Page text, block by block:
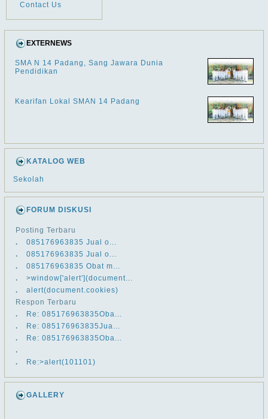
Contact Us
EXTERNEWS
SMA N 14 Padang, Sang Jawara Dunia
Pendidikan
Kearifan Lokal SMAN 14 Padang
KATALOG WEB
Sekolah
FORUM DISKUSI
Posting Terbaru
.
​​085176963835 Jual o...
.
​​085176963835 Jual o...
.
​​085176963835 Obat m...
.
>window['alert'](document...
.
alert(document.cookies)
Respon Terbaru
.
Re: ​​085176963835Oba...
.
Re: ​​085176963835Jua...
.
Re: ​​085176963835Oba...
.
.
Re:>alert(101101)
GALLERY